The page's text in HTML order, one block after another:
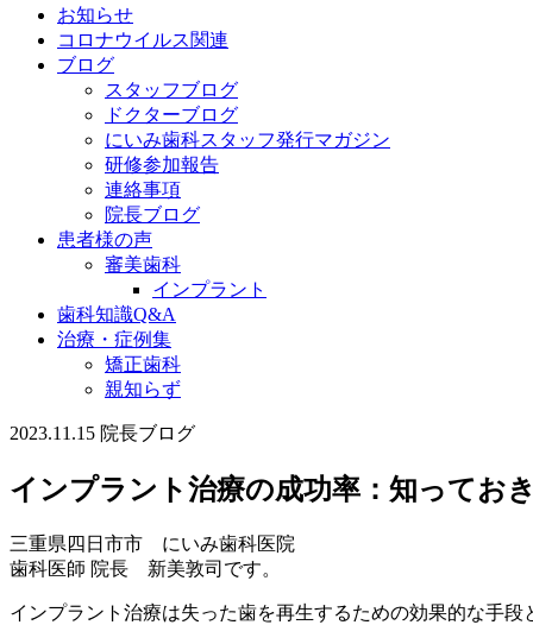
お知らせ
コロナウイルス関連
ブログ
スタッフブログ
ドクターブログ
にいみ歯科スタッフ発行マガジン
研修参加報告
連絡事項
院長ブログ
患者様の声
審美歯科
インプラント
歯科知識Q&A
治療・症例集
矯正歯科
親知らず
2023.11.15 院長ブログ
インプラント治療の成功率：知ってお
三重県四日市市 にいみ歯科医院
歯科医師 院長 新美敦司です。
インプラント治療は失った歯を再生するための効果的な手